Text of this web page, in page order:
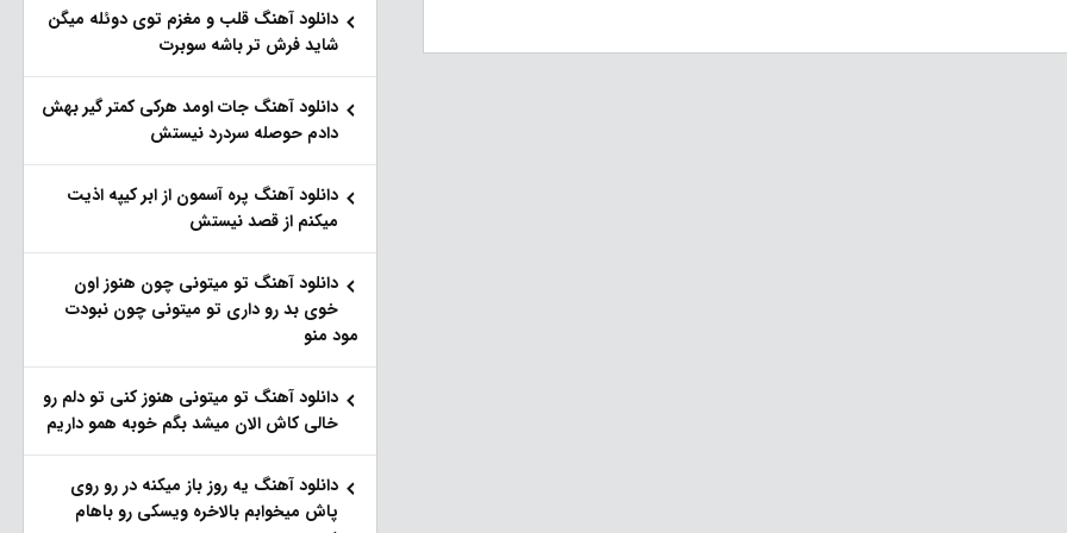
دانلود آهنگ قلب و مغزم توی دوئله میگن
شاید فرش تر باشه سوبرت
دانلود آهنگ جات اومد هرکی کمتر گیر بهش
دادم حوصله سردرد نیستش
دانلود آهنگ پره آسمون از ابر کیپه اذیت
میکنم از قصد نیستش
دانلود آهنگ تو میتونی چون هنوز اون
خوی بد رو داری تو میتونی چون نبودت
مود منو
دانلود آهنگ تو میتونی هنوز کنی تو دلم رو
خالی کاش الان میشد بگم خوبه همو داریم
دانلود آهنگ یه روز باز‌ میکنه در رو روی
پاش میخوابم بالاخره ویسکی رو باهام